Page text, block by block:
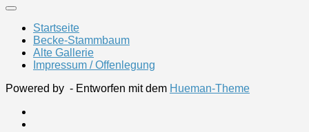
Startseite
Becke-Stammbaum
Alte Gallerie
Impressum / Offenlegung
Powered by - Entworfen mit dem Hueman-Theme